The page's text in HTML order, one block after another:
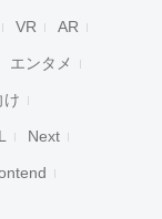
VR AR
エンタメ
け
Next